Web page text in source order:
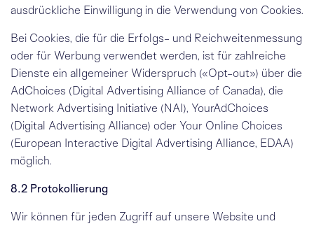
ausdrückliche Einwilligung in die Verwendung von Cookies.
Bei Cookies, die für die Erfolgs- und Reichweitenmessung
oder für Werbung verwendet werden, ist für zahlreiche
Dienste ein allgemeiner Widerspruch («Opt-out») über die
AdChoices (Digital Advertising Alliance of Canada), die
Network Advertising Initiative (NAI), YourAdChoices
(Digital Advertising Alliance) oder Your Online Choices
(European Interactive Digital Advertising Alliance, EDAA)
möglich.
8.2 Protokollierung
Wir können für jeden Zugriff auf unsere Website und